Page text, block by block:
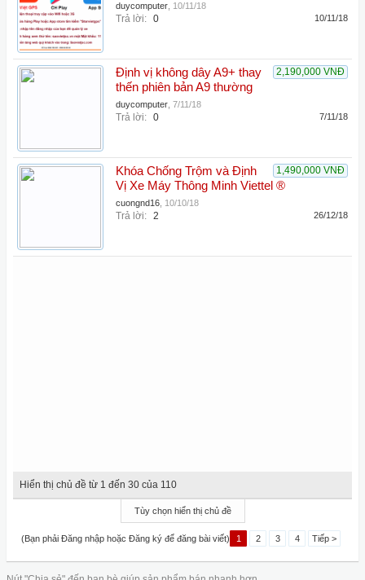
duycomputer 10/11/18
Trả lời: 0 10/11/18
2,190,000 VNĐ
Định vị không dây A9+ thay
thến phiên bản A9 thường
duycomputer 7/11/18
Trả lời: 0 7/11/18
1,490,000 VNĐ
Khóa Chống Trộm và Định
Vị Xe Máy Thông Minh Viettel ®
cuongnd16 10/10/18
Trả lời: 2 26/12/18
Hiển thị chủ đề từ 1 đến 30 của 110
Tùy chọn hiển thị chủ đề
(Bạn phải Đăng nhập hoặc Đăng ký để đăng bài viết) 1 2 3 4 Tiếp >